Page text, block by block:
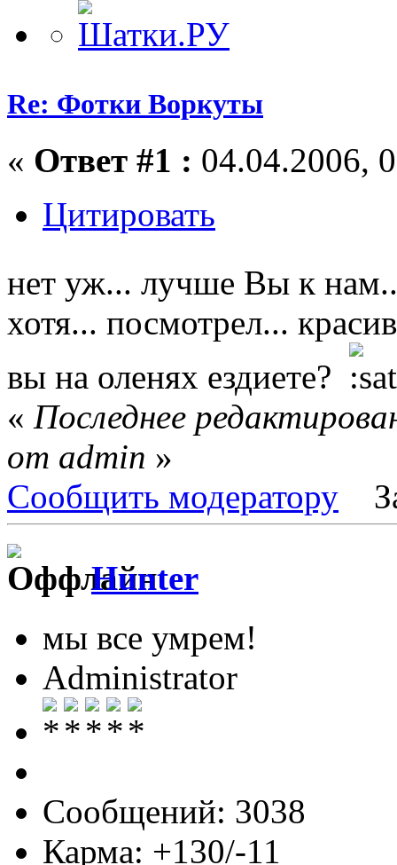
Re: Фотки Воркуты
« Ответ #1 : 04.04.2006,
Цитировать
нет уж... лучше Вы к
хотя... посмотрел...
вы на оленях ездиете?
« Последнее
от admin »
Сообщить модератору
Hunter
мы все умрем!
Administrator
Сообщений: 3038
Карма: +130/-11